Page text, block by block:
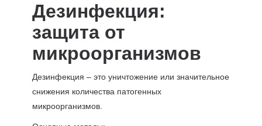
Дезинфекция:
защита от
микроорганизмов
Дезинфекция – это уничтожение или значительное
снижения количества патогенных
микроорганизмов.